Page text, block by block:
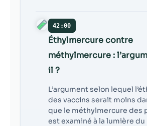
42:00
Éthylmercure contre
méthylmercure :
il ?
L’argument selon lequel
des vaccins serait moins
que le méthylmercure des
est examiné à la lumière du